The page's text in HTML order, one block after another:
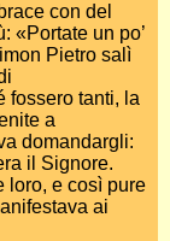
con del
«Portate un po’
Pietro salì
fossero tanti, la
a
domandargli:
il Signore.
loro, e così pure
ai